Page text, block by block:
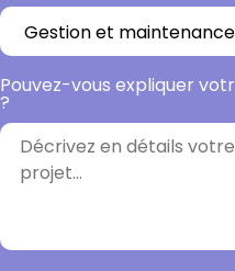
Pouvez-vous expliquer
?